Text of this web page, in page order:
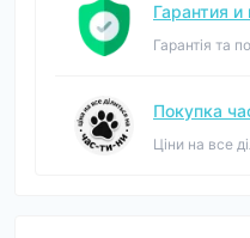
Гарантия и
Гарантія та
Покупка
Ціни на все